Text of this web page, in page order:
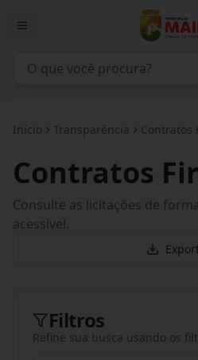
Início Transparência Contratos
Contratos
Consulte as licitações de
acessível.
Filtros
Refine sua busca usando os